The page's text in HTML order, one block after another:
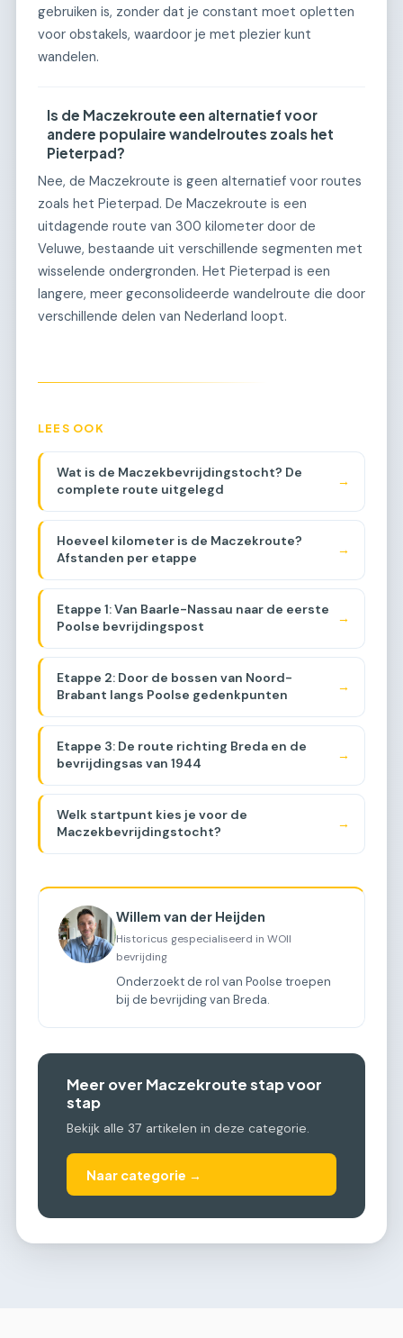
gebruiken is, zonder dat je constant moet opletten
voor obstakels, waardoor je met plezier kunt
wandelen.
Is de Maczekroute een alternatief voor
andere populaire wandelroutes zoals het
Pieterpad?
Nee, de Maczekroute is geen alternatief voor routes
zoals het Pieterpad. De Maczekroute is een
uitdagende route van 300 kilometer door de
Veluwe, bestaande uit verschillende segmenten met
wisselende ondergronden. Het Pieterpad is een
langere, meer geconsolideerde wandelroute die door
verschillende delen van Nederland loopt.
LEES OOK
Wat is de Maczekbevrijdingstocht? De
complete route uitgelegd
→
Hoeveel kilometer is de Maczekroute?
Afstanden per etappe
→
Etappe 1: Van Baarle-Nassau naar de eerste
Poolse bevrijdingspost
→
Etappe 2: Door de bossen van Noord-
Brabant langs Poolse gedenkpunten
→
Etappe 3: De route richting Breda en de
bevrijdingsas van 1944
→
Welk startpunt kies je voor de
Maczekbevrijdingstocht?
→
Willem van der Heijden
Historicus gespecialiseerd in WOII
bevrijding
Onderzoekt de rol van Poolse troepen
bij de bevrijding van Breda.
Meer over Maczekroute stap voor
stap
Bekijk alle 37 artikelen in deze categorie.
Naar categorie →